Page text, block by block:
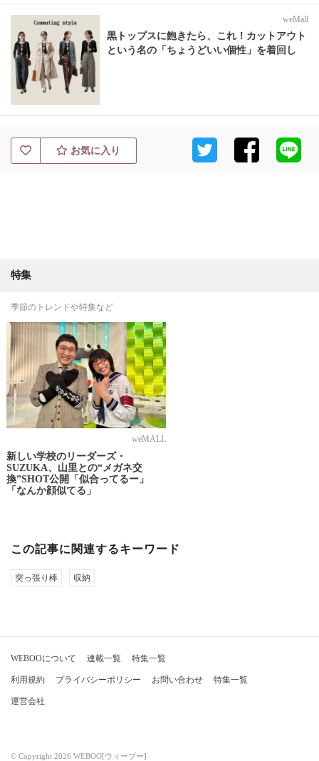
weMall
黒トップスに飽きたら、これ！カットアウト
という名の「ちょうどいい個性」を着回し
お気に入り
特集
季節のトレンドや特集など
weMALL
新しい学校のリーダーズ・
SUZUKA、山里との“メガネ交
換”SHOT公開「似合ってるー」
「なんか顔似てる」
この記事に関連するキーワード
突っ張り棒 収納
WEBOOについて 連載一覧 特集一覧
利用規約 プライバシーポリシー お問い合わせ 特集一覧
運営会社
© Copyright 2026 WEBOO[ウィーブー]